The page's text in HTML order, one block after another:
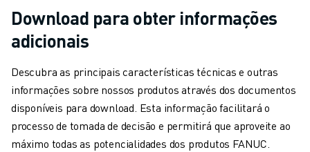
Download para obter informações
adicionais
Descubra as principais características técnicas e outras
informações sobre nossos produtos através dos documentos
disponíveis para download. Esta informação facilitará o
processo de tomada de decisão e permitirá que aproveite ao
máximo todas as potencialidades dos produtos FANUC.